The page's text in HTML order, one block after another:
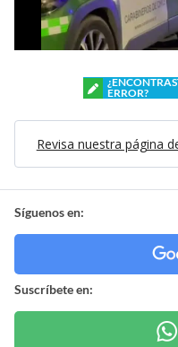
ERROR?
Revisa nuestra página
Síguenos en:
Suscríbete en: